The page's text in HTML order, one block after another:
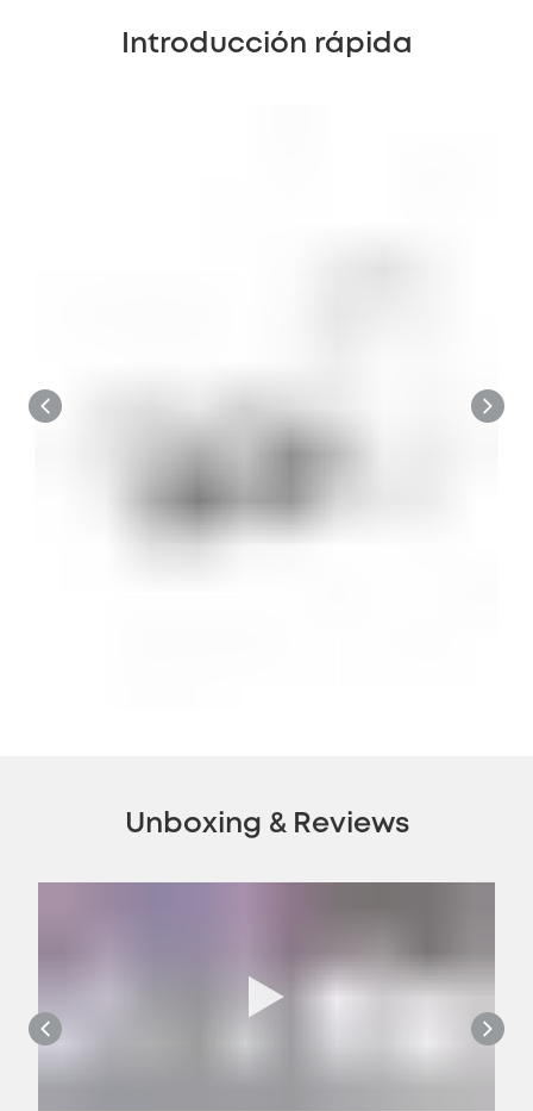
Introducción rápida
Unboxing & Reviews